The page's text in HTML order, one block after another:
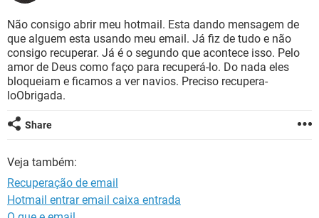
GUIA DE COMPRAS
INSTAGRAM GMAIL
GUIA DE COMPRAS
CELULAR
OUTLOOK EXCEL
INSTAGRAM GMAIL
GUIA DE COMPRAS
JOGOS WHATSAPP
CELULAR FACEBOOK
OUTLOOK EXCEL
INSTAGRAM
GUIA DE COMPRAS
Não consigo abrir meu hotmail. Esta dando mensagem de
que alguem esta usando meu email. Já fiz de tudo e não
consigo recuperar. Já é o segundo que acontece isso. Pelo
amor de Deus como faço para recuperá-lo. Do nada eles
bloqueiam e ficamos a ver navios. Preciso recupera-
loObrigada.
Share
Veja também:
Recuperação de email
Hotmail entrar email caixa entrada